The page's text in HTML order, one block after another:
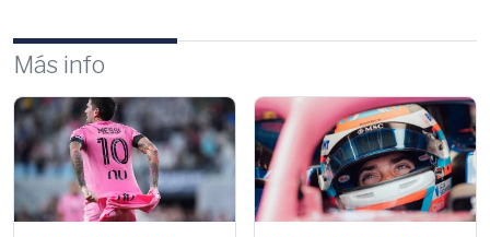
Más info